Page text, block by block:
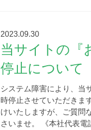
2023.09.30
当サイトの『
停止について
システム障害により、当
時停止させていただきま
けいたしますが、ご質問
さいませ。 《本社代表